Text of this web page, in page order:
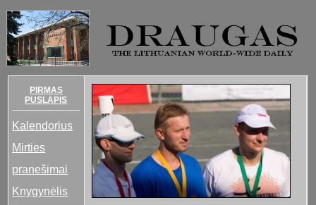
PIRMAS
PUSLAPIS
Kalendorius
Mirties
pranešimai
Knygynėlis